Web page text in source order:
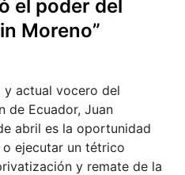
el poder del
Moreno”
y actual vocero del
de Ecuador, Juan
abril es la oportunidad
ejecutar un tétrico
y remate de la